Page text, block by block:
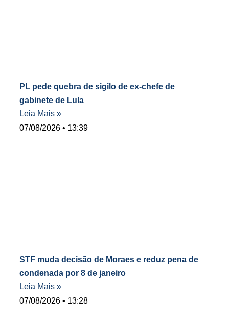
PL pede quebra de sigilo de ex-chefe de
gabinete de Lula
Leia Mais »
07/08/2026
13:39
STF muda decisão de Moraes e reduz pena de
condenada por 8 de janeiro
Leia Mais »
07/08/2026
13:28